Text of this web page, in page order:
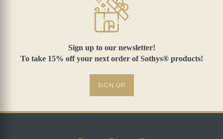
Sign up to our newsletter!
To take 15% off your next order of Sothys® products!
SIGN UP